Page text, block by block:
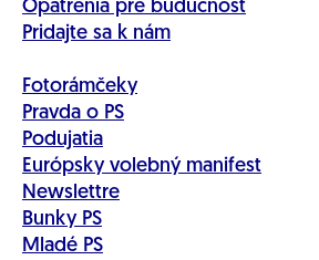
Opatrenia pre budúcnosť
Pridajte sa k nám
Fotorámčeky
Pravda o PS
Podujatia
Európsky volebný manifest
Newslettre
Bunky PS
Mladé PS